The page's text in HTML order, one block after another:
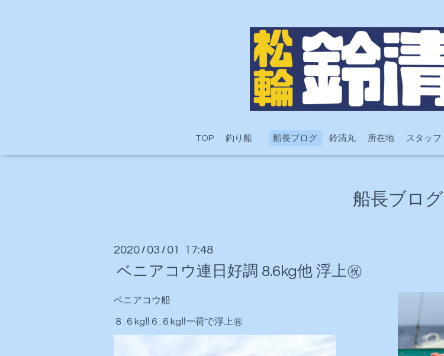
TOP 釣り船 船長ブログ 鈴清丸 所在地 スタッフ
船長ブログ
2020 / 03 / 01 17:48
ベニアコウ連日好調 8.6kg他 浮上㊗️
ベニアコウ船
８.６kg‼️６.６kg‼️一荷で浮上㊗️